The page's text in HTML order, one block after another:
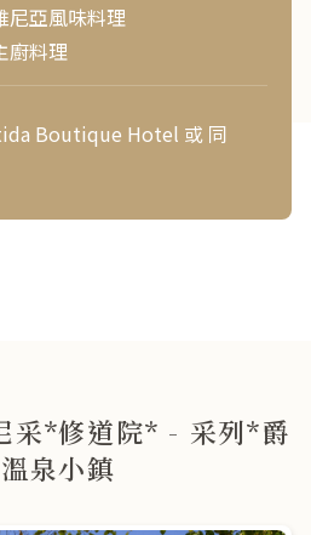
尼亞風味料理
廚料理
Boutique Hotel 或 同
采*修道院* - 采列*爵
泉小鎮